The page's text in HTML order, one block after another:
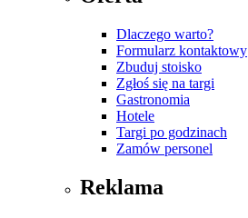
Dlaczego warto?
Formularz kontaktowy
Zbuduj stoisko
Zgłoś się na targi
Gastronomia
Hotele
Targi po godzinach
Zamów personel
Reklama